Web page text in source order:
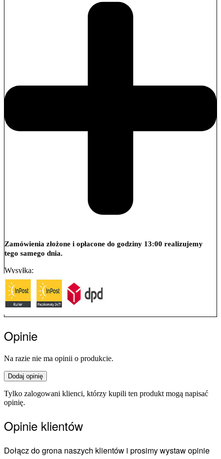
Zamówienia złożone i opłacone do godziny 13:00 realizujemy
tego samego dnia.
Wysyłka:
Opinie
Na razie nie ma opinii o produkcie.
Dodaj opinię
Tylko zalogowani klienci, którzy kupili ten produkt mogą napisać
opinię.
Opinie klientów
Dołącz do grona naszych klientów i prosimy wystaw opinie